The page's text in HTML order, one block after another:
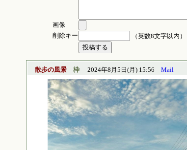
画像
削除キー
（英数8文字以内）
散歩の風景 枠 2024年8月5日(月) 15:56 Mail